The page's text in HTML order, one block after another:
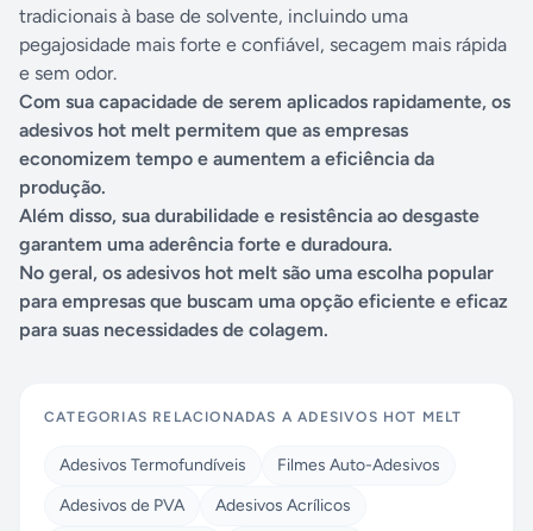
tradicionais à base de solvente, incluindo uma
pegajosidade mais forte e confiável, secagem mais rápida
e sem odor.
Com sua capacidade de serem aplicados rapidamente, os
adesivos hot melt permitem que as empresas
economizem tempo e aumentem a eficiência da
produção.
Além disso, sua durabilidade e resistência ao desgaste
garantem uma aderência forte e duradoura.
No geral, os adesivos hot melt são uma escolha popular
para empresas que buscam uma opção eficiente e eficaz
para suas necessidades de colagem.
CATEGORIAS RELACIONADAS AADESIVOS HOT MELT
Adesivos Termofundíveis
Filmes Auto-Adesivos
Adesivos de PVA
Adesivos Acrílicos